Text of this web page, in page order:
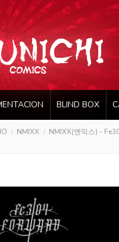
BLIND BOX
NMIXX NMIXX(엔믹스) -